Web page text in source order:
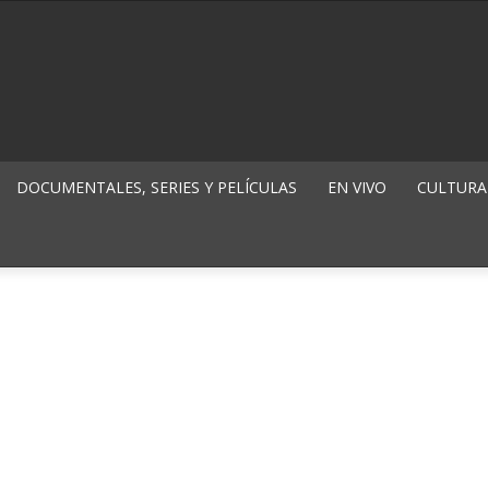
DOCUMENTALES, SERIES Y PELÍCULAS EN VIVO CULTURA